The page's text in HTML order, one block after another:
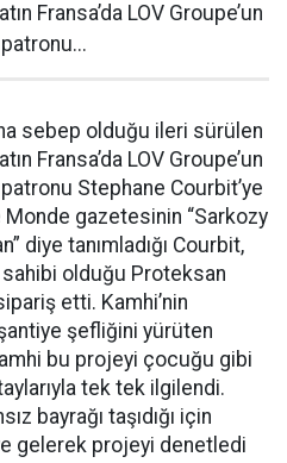
Fransa’da LOV Groupe’un
sebep olduğu ileri sürülen
Fransa’da LOV Groupe’un
Stephane Courbit’ye
Monde gazetesinin “Sarkozy
diye tanımladığı Courbit,
sahibi olduğu Proteksan
etti. Kamhi’nin
şefliğini yürüten
bu projeyi çocuğu gibi
tek tek ilgilendi.
bayrağı taşıdığı için
gelerek projeyi denetledi